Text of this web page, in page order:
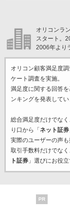
オリコンラ
スタート。
2006年より
オリコン顧客満足度
ケート調査を実施。
満足度に関する回答
ンキングを発表してい
総合満足度だけでな
り口から「 ネット証券
実際のユーザーの声も
取引手数料だけでなく
ト証券」選びにお役立
PR